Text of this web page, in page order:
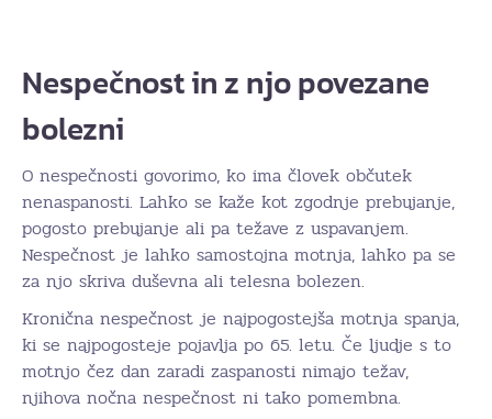
Nespečnost in z njo povezane
bolezni
O nespečnosti govorimo, ko ima človek občutek
nenaspanosti. Lahko se kaže kot zgodnje prebujanje,
pogosto prebujanje ali pa težave z uspavanjem.
Nespečnost je lahko samostojna motnja, lahko pa se
za njo skriva duševna ali telesna bolezen.
Kronična nespečnost je najpogostejša motnja spanja,
ki se najpogosteje pojavlja po 65. letu. Če ljudje s to
motnjo čez dan zaradi zaspanosti nimajo težav,
njihova nočna nespečnost ni tako pomembna.